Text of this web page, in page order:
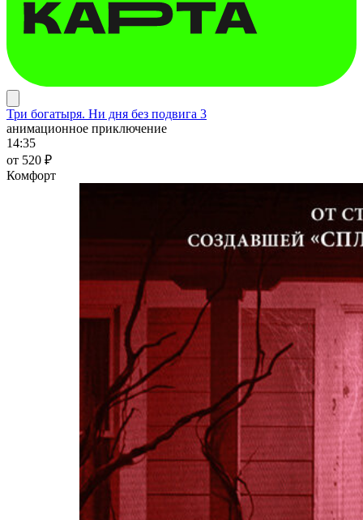
Три богатыря. Ни дня без подвига 3
анимационное приключение
14:35
от 520 ₽
Комфорт